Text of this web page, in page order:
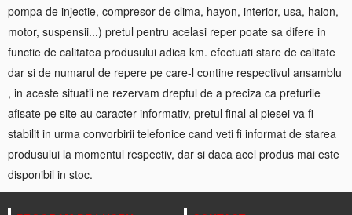
pompa de injectie, compresor de clima, hayon, interior, usa, haion,
motor, suspensii...) pretul pentru acelasi reper poate sa difere in
functie de calitatea produsului adica km. efectuati stare de calitate
dar si de numarul de repere pe care-l contine respectivul ansamblu
, in aceste situatii ne rezervam dreptul de a preciza ca preturile
afisate pe site au caracter informativ, pretul final al piesei va fi
stabilit in urma convorbirii telefonice cand veti fi informat de starea
produsului la momentul respectiv, dar si daca acel produs mai este
disponibil in stoc.